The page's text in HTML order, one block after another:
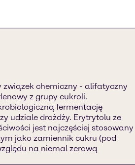
związek chemiczny - alifatyczny
z grupy cukroli.
fermentację
udziale drożdży. Erytrytolu ze
jest najczęściej stosowany
jako zamiennik cukru (pod
na niemal zerową